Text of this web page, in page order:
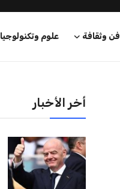
فن وثقافة علوم وتكنولوجيا
أخر الأخبار